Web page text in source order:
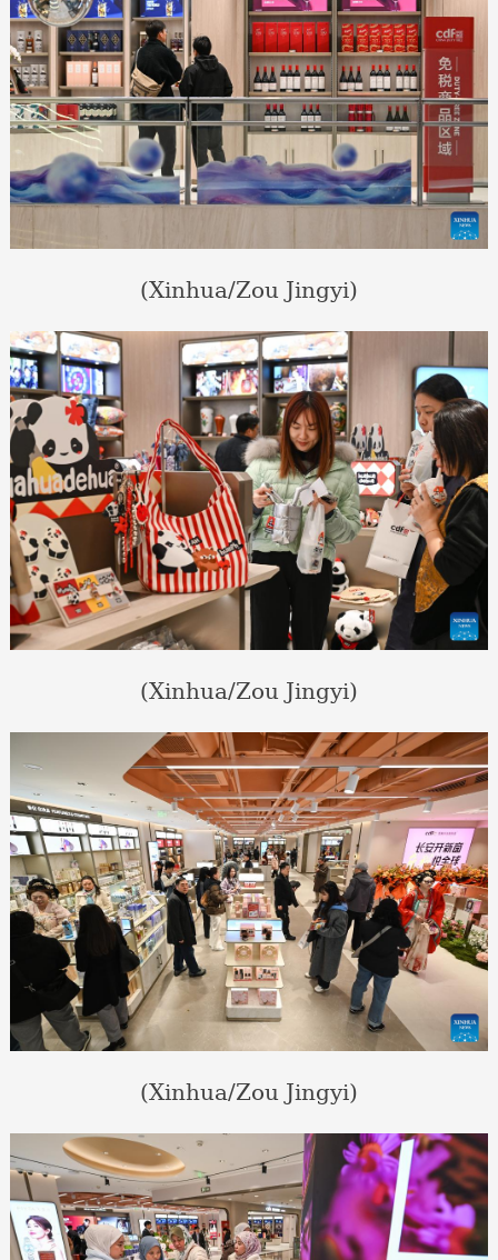
(Xinhua/Zou Jingyi)
(Xinhua/Zou Jingyi)
(Xinhua/Zou Jingyi)